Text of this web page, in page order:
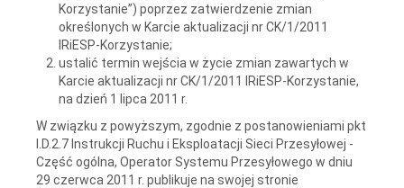
Korzystanie”) poprzez zatwierdzenie zmian
określonych w Karcie aktualizacji nr CK/1/2011
IRiESP-Korzystanie;
ustalić termin wejścia w życie zmian zawartych w
Karcie aktualizacji nr CK/1/2011 IRiESP-Korzystanie,
na dzień 1 lipca 2011 r.
W związku z powyższym, zgodnie z postanowieniami pkt
I.D.2.7 Instrukcji Ruchu i Eksploatacji Sieci Przesyłowej -
Część ogólna, Operator Systemu Przesyłowego w dniu
29 czerwca 2011 r. publikuje na swojej stronie